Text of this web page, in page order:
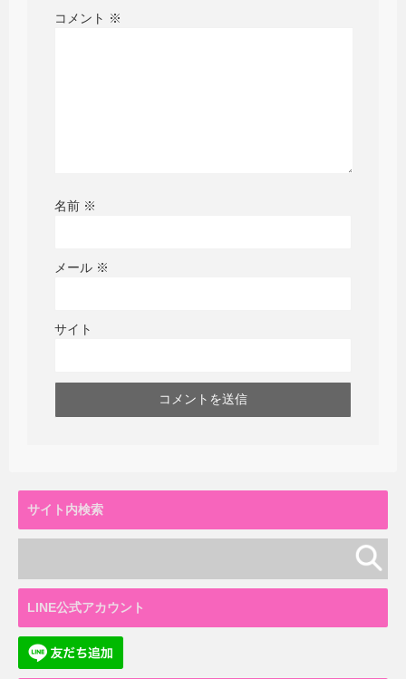
コメント ※
名前 ※
メール ※
サイト
サイト内検索
LINE公式アカウント